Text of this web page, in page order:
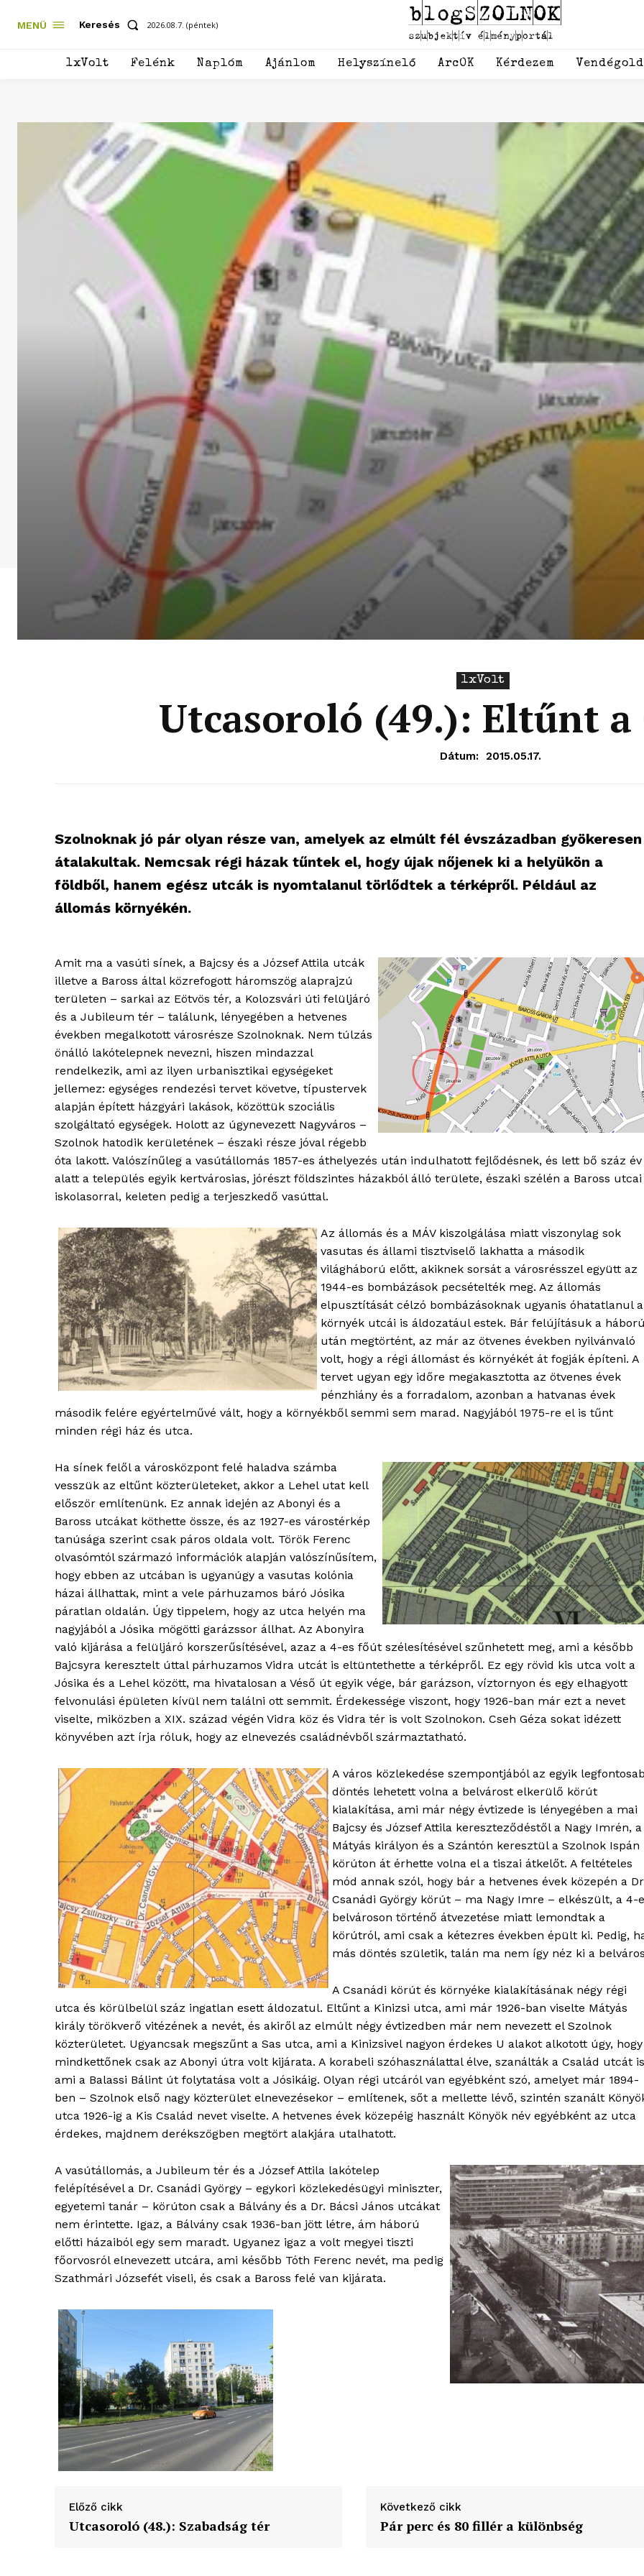
blogSZOLNOK
szubjektív
élményportál
ELŐFIZETÉS
Hasznos
bSZ fiók
Előfizetés
Kapcsolat
Adatkezelési tájékoztató
Hirdetés
MENÜ Keresés 2026.08.7. (péntek)
1xVolt Felénk Naplóm Ajánlom Helyszínelő ArcOK Kérdezem
1xVolt
Utcasoroló (49.): Eltűnt a
Dátum: 2015.05.17.
Szolnoknak jó pár olyan része van, amelyek az elmúlt fél évszázadban gyökeresen
átalakultak. Nemcsak régi házak tűntek el, hogy újak nőjenek ki a helyükön a
földből, hanem egész utcák is nyomtalanul törlődtek a térképről. Például az
állomás környékén.
Amit ma a vasúti sínek, a Bajcsy és a József Attila utcák
illetve a Baross által közrefogott háromszög alaprajzú
területen – sarkai az Eötvös tér, a Kolozsvári úti felüljáró
és a Jubileum tér – találunk, lényegében a hetvenes
években megalkotott városrésze Szolnoknak. Nem túlzás
önálló lakótelepnek nevezni, hiszen mindazzal
rendelkezik, ami az ilyen urbanisztikai egységeket
jellemez: egységes rendezési tervet követve, típustervek
alapján épített házgyári lakások, közöttük szociális
szolgáltató egységek. Holott az úgynevezett Nagyváros –
Szolnok hatodik kerületének – északi része jóval régebb
óta lakott. Valószínűleg a vasútállomás 1857-es áthelyezés után indulhatott fejlődésnek, és lett bő száz év
alatt a település egyik kertvárosias, jórészt földszintes házakból álló területe, északi szélén a Baross utcai
iskolasorral, keleten pedig a terjeszkedő vasúttal.
Az állomás és a MÁV kiszolgálása miatt viszonylag sok
vasutas és állami tisztviselő lakhatta a második
világháború előtt, akiknek sorsát a városrésszel együtt az
1944-es bombázások pecsételték meg. Az állomás
elpusztítását célzó bombázásoknak ugyanis óhatatlanul a
környék utcái is áldozatául estek. Bár felújításuk a háború
után megtörtént, az már az ötvenes években nyilvánvaló
volt, hogy a régi állomást és környékét át fogják építeni. A
tervet ugyan egy időre megakasztotta az ötvenes évek
pénzhiány és a forradalom, azonban a hatvanas évek
második felére egyértelművé vált, hogy a környékből semmi sem marad. Nagyjából 1975-re el is tűnt
minden régi ház és utca.
Ha sínek felől a városközpont felé haladva számba
vesszük az eltűnt közterületeket, akkor a Lehel utat kell
először említenünk. Ez annak idején az Abonyi és a
Baross utcákat köthette össze, és az 1927-es várostérkép
tanúsága szerint csak páros oldala volt. Török Ferenc
olvasómtól származó információk alapján valószínűsítem,
hogy ebben az utcában is ugyanúgy a vasutas kolónia
házai állhattak, mint a vele párhuzamos báró Jósika
páratlan oldalán. Úgy tippelem, hogy az utca helyén ma
nagyjából a Jósika mögötti garázssor állhat. Az Abonyira
való kijárása a felüljáró korszerűsítésével, azaz a 4-es főút szélesítésével szűnhetett meg, ami a később
Bajcsyra keresztelt úttal párhuzamos Vidra utcát is eltüntethette a térképről. Ez egy rövid kis utca volt a
Jósika és a Lehel között, ma hivatalosan a Véső út egyik vége, bár garázson, víztornyon és egy elhagyott
felvonulási épületen kívül nem találni ott semmit. Érdekessége viszont, hogy 1926-ban már ezt a nevet
viselte, miközben a XIX. század végén Vidra köz és Vidra tér is volt Szolnokon. Cseh Géza sokat idézett
könyvében azt írja róluk, hogy az elnevezés családnévből származtatható.
A város közlekedése szempontjából az egyik
döntés lehetett volna a belvárost elkerülő körút
kialakítása, ami már négy évtizede is lényegében a mai
Bajcsy és József Attila kereszteződéstől a Nagy Imrén, a
Mátyás királyon és a Szántón keresztül a Szolnok Ispán
körúton át érhette volna el a tiszai átkelőt. A feltételes
mód annak szól, hogy bár a hetvenes évek közepén a
Csanádi György körút – ma Nagy Imre – elkészült, a 4-
belvároson történő átvezetése miatt lemondtak a
körútról, ami csak a kétezres években épült ki. Pedig,
más döntés születik, talán ma nem így néz ki a
A Csanádi körút és környéke kialakításának négy régi
utca és körülbelül száz ingatlan esett áldozatul. Eltűnt a Kinizsi utca, ami már 1926-ban viselte Mátyás
király törökverő vitézének a nevét, és akiről az elmúlt négy évtizedben már nem nevezett el Szolnok
közterületet. Ugyancsak megszűnt a Sas utca, ami a Kinizsivel nagyon érdekes U alakot alkotott úgy, hogy
mindkettőnek csak az Abonyi útra volt kijárata. A korabeli szóhasználattal élve, szanálták a Család utcát
ami a Balassi Bálint út folytatása volt a Jósikáig. Olyan régi utcáról van egyébként szó, amelyet már 1894-
ben – Szolnok első nagy közterület elnevezésekor – említenek, sőt a mellette lévő, szintén szanált
utca 1926-ig a Kis Család nevet viselte. A hetvenes évek közepéig használt Könyök név egyébként az utca
érdekes, majdnem derékszögben megtört alakjára utalhatott.
A vasútállomás, a Jubileum tér és a József Attila lakótelep
felépítésével a Dr. Csanádi György – egykori közlekedésügyi miniszter,
egyetemi tanár – körúton csak a Bálvány és a Dr. Bácsi János utcákat
nem érintette. Igaz, a Bálvány csak 1936-ban jött létre, ám háború
előtti házaiból egy sem maradt. Ugyanez igaz a volt megyei tiszti
főorvosról elnevezett utcára, ami később Tóth Ferenc nevét, ma pedig
Szathmári Józsefét viseli, és csak a Baross felé van kijárata.
Előző cikk
Utcasoroló (48.): Szabadság tér
Következő cikk
Pár perc és 80 fillér a különbség